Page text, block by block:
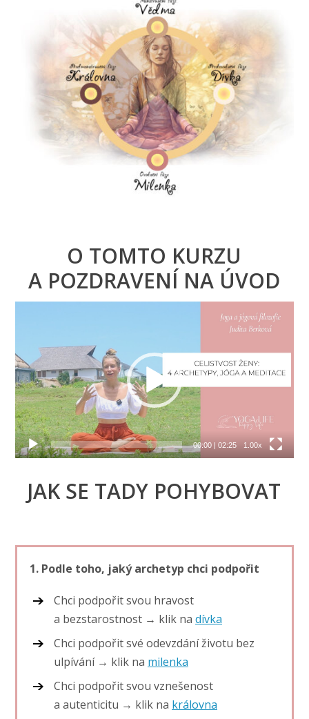
O TOMTO KURZU
A POZDRAVENÍ NA ÚVOD
00:00| 02:25 1.00x
JAK SE TADY POHYBOVAT
1. Podle toho, jaký archetyp chci podpořit
Chci podpořit svou hravost
a bezstarostnost → klik na dívka
Chci podpořit své odevzdání životu bez
ulpívání → klik na milenka
Chci podpořit svou vznešenost
a autenticitu → klik na královna